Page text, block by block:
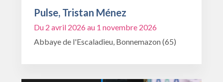
Pulse, Tristan Ménez
Du 2 avril 2026 au 1 novembre 2026
Abbaye de l'Escaladieu, Bonnemazon (65)